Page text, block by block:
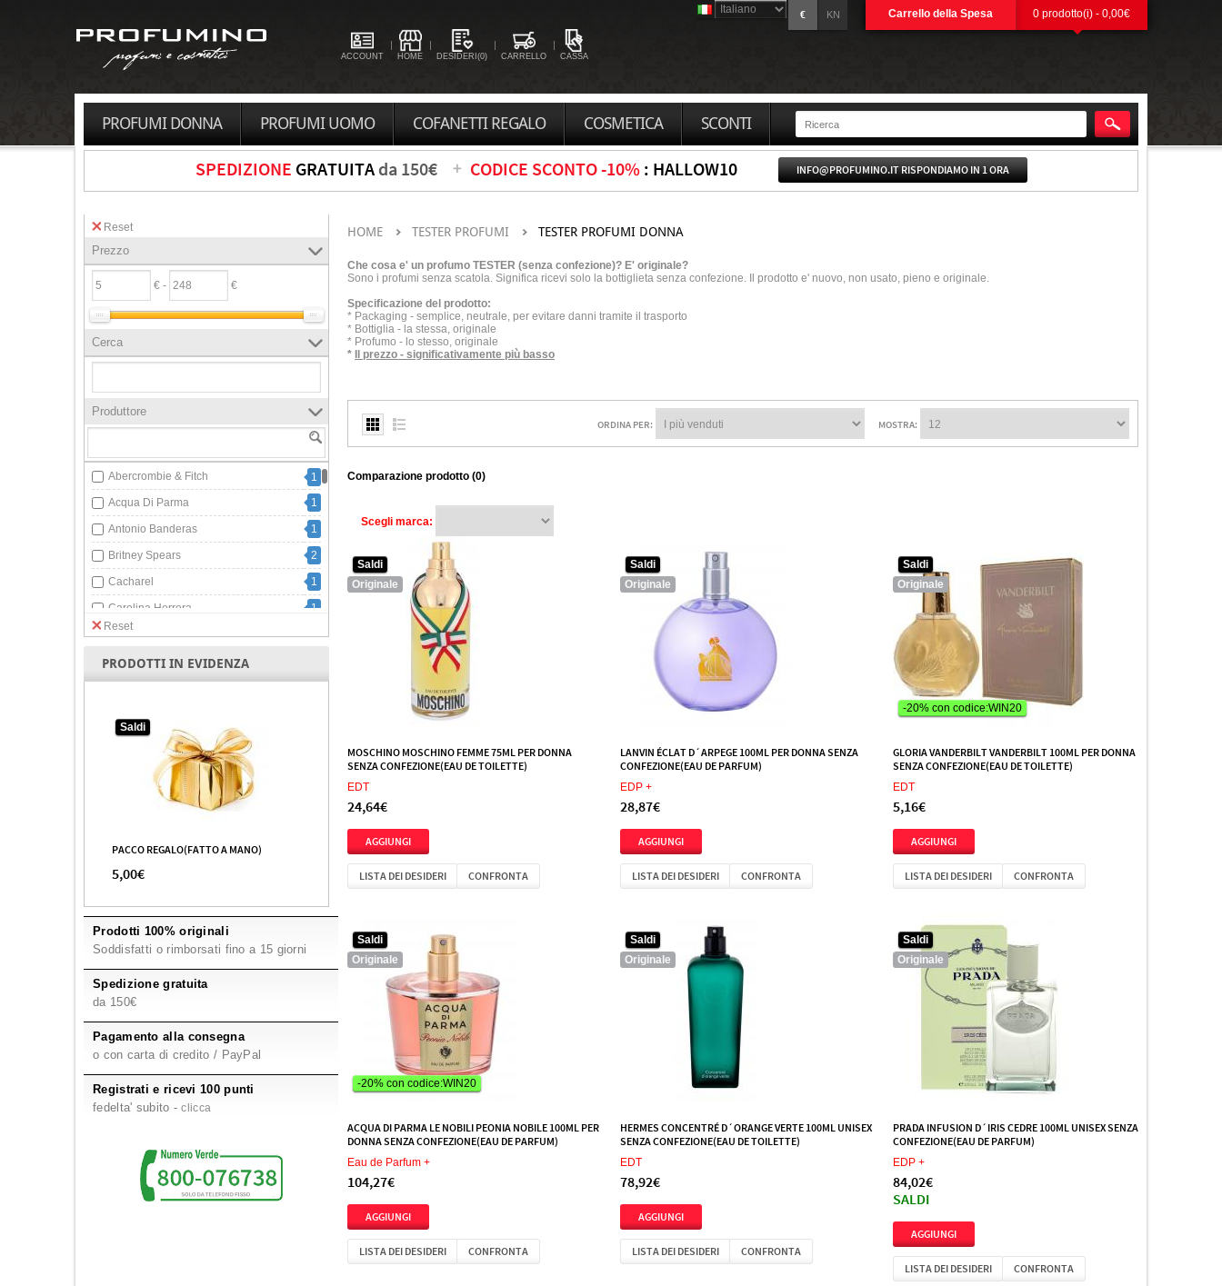
€ KN Carrello della Spesa 0 prodotto(i) - 0,00€
ACCOUNT HOME DESIDERI(0) CARRELLO CASSA
PROFUMI DONNA PROFUMI UOMO COFANETTI REGALO COSMETICA SCONTI
SPEDIZIONE GRATUITAda 150€ CODICE SCONTO -10% : HALLOW10 INFO@PROFUMINO.IT RISPONDIAMO IN 1 ORA
Reset
Prezzo
€ - €
Cerca
Produttore
Abercrombie & Fitch
1
Acqua Di Parma
1
Antonio Banderas 1
Britney Spears 2
Cacharel 1
Carolina Herrera 1
Chloe 1
Chopard
Elizabeth Arden
Emanuel Ungaro
Frederic Malle
Givenchy
Gloria Vanderbilt
Gucci
Guess
Hermes
Hugo Boss
Jesus Del Pozo
Jimmy Choo
Juicy Couture
Lacoste
Reset
PRODOTTI IN EVIDENZA
Saldi
PACCO REGALO(FATTO A MANO)
5,00€
Prodotti 100% originali
Soddisfatti o rimborsati fino a 15 giorni
Spedizione gratuita
da 150€
Pagamento alla consegna
o con carta di credito / PayPal
Registrati e ricevi 100 punti
fedelta' subito -clicca
HOME TESTER PROFUMI TESTER PROFUMI DONNA
Che cosa e' un profumo TESTER (senza confezione)? E' originale?
Sono i profumi senza scatola. Significa ricevi solo la bottiglieta senza confezione. Il prodotto e' nuovo, non usato, pieno e originale.
Specificazione del prodotto:
* Packaging - semplice, neutrale, per evitare danni tramite il trasporto
* Bottiglia - la stessa, originale
* Profumo - lo stesso, originale
*
Il prezzo - significativamente più basso
MOSTRA:
ORDINA PER:
Comparazione prodotto (0)
Scegli marca:
Saldi
Originale
MOSCHINO MOSCHINO FEMME 75ML PER DONNA
SENZA CONFEZIONE(EAU DE TOILETTE)
EDT
24,64€
LISTA DEI DESIDERI CONFRONTA
Saldi
Originale
LANVIN ÉCLAT D´ARPEGE 100ML PER DONNA SENZA
CONFEZIONE(EAU DE PARFUM)
EDP +
28,87€
LISTA DEI DESIDERI CONFRONTA
-20% con codice:WIN20
Saldi
Originale
GLORIA VANDERBILT VANDERBILT 100ML PER DONNA
SENZA CONFEZIONE(EAU DE TOILETTE)
EDT
5,16€
LISTA DEI DESIDERI CONFRONTA
-20% con codice:WIN20
Saldi
Originale
ACQUA DI PARMA LE NOBILI PEONIA NOBILE 100ML PER
DONNA SENZA CONFEZIONE(EAU DE PARFUM)
Eau de Parfum +
104,27€
LISTA DEI DESIDERI CONFRONTA
Saldi
Originale
HERMES CONCENTRÉ D´ORANGE VERTE 100ML UNISEX
SENZA CONFEZIONE(EAU DE TOILETTE)
EDT
78,92€
LISTA DEI DESIDERI CONFRONTA
Saldi
Originale
PRADA INFUSION D´IRIS CEDRE 100ML UNISEX SENZA
CONFEZIONE(EAU DE PARFUM)
EDP +
84,02€
SALDI
LISTA DEI DESIDERI CONFRONTA